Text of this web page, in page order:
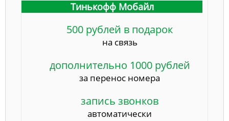
Тинькофф Мобайл
500 рублей в подарок
на связь
дополнительно 1000 рублей
за перенос номера
запись звонков
автоматически